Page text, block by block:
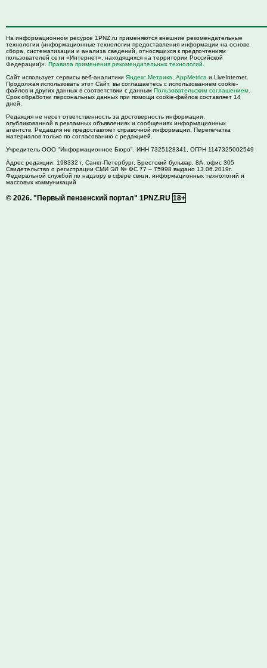
На информационном ресурсе 1PNZ.ru применяются внешние рекомендательные
технологии (информационные технологии предоставления информации на основе
сбора, систематизации и анализа сведений, относящихся к предпочтениям
пользователей сети «Интернет», находящихся на территории Российской
Федерации)». Правила применения рекомендательных технологий
Сайт использует сервисы веб-аналитики Яндекс Метрика AppMetrica и LiveInternet.
Продолжая использовать этот Сайт, вы соглашаетесь с использованием cookie-
файлов и других данных в соответствии с данным Пользовательским соглашением
Срок обработки персональных данных при помощи cookie-файлов составляет 14
дней.
Редакция не несет ответственность за достоверность информации,
опубликованной в рекламных объявлениях и сообщениях информационных
агентств. Редакция не предоставляет справочной информации. Перепечатка
материалов только по согласованию с редакцией.
Учредитель ООО "Информационное Бюро". ИНН 7325128341, ОГРН 1147325002549
Адрес редакции: 198332 г. Санкт-Петербург, Брестский бульвар, 8А, офис 305
Свидетельство о регистрации СМИ ЭЛ № ФС 77 – 75998 выдано 13.06.2019г.
Федеральной службой по надзору в сфере связи, информационных технологий и
массовых коммуникаций
© 2026. "Первый пензенский портал" 1PNZ.RU 18+